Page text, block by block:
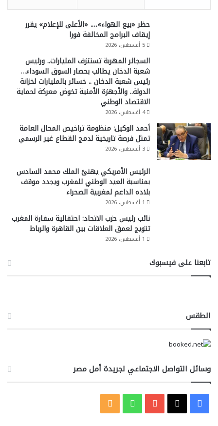
حظر «بيع الهواء»…. «الأعلى للإعلام» يقرر
إيقاف البرامج المخالفة فورا
5 أغسطس، 2026
السجائر المهربة تستنزف المليارات.. ورئيس
شعبة الدخان يطالب بحصار السوق السوداء…
رئيس شعبة الدخان .. خسائر بالمليارات لخزانة
الدولة.. والأجهزة الأمنية تخوض معركة لحماية
الاقتصاد الوطني
4 أغسطس، 2026
أحمد الوكيل: منظومة تراخيص المحال العامة
تمثل فرصة تاريخية لدمج القطاع غير الرسمي
3 أغسطس، 2026
الرئيس الأمريكي يهنئ الملك محمد السادس
بمناسبة العيد الوطني للمغرب ويجدد موقف
بلاده الداعم لمغربية الصحراء
1 أغسطس، 2026
نائب رئيس حزب الاتحاد: احتفالية سفارة المغرب
تتويج لعمق العلاقات بين القاهرة والرباط
1 أغسطس، 2026
تابعنا على فيسبوك
الطقس
وسائل التواصل الاجتماعي لجريدة أمل مصر
فيسبوك ‫YouTubeواتساب